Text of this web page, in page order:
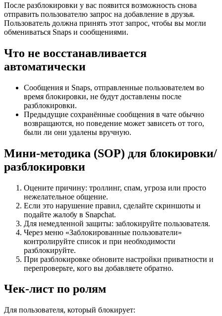
После разблокировки у вас появится возможность снова
отправить пользователю запрос на добавление в друзья.
Пользователь должна принять этот запрос, чтобы вы могли
обмениваться Snaps и сообщениями.
Что не восстанавливается
автоматически
Сообщения и Snaps, отправленные пользователем во
время блокировки, не будут доставлены после
разблокировки.
Предыдущие сохранённые сообщения в чате обычно
возвращаются, но поведение может зависеть от того,
были ли они удалены вручную.
Мини‑методика (SOP) для блокировки/
разблокировки
Оцените причину: троллинг, спам, угроза или просто
нежелательное общение.
Если это нарушение правил, сделайте скриншоты и
подайте жалобу в Snapchat.
Для немедленной защиты: заблокируйте пользователя.
Через меню «Заблокированные пользователи»
контролируйте список и при необходимости
разблокируйте.
При разблокировке обновите настройки приватности и
перепроверьте, кого вы добавляете обратно.
Чек‑лист по ролям
Для пользователя, который блокирует: